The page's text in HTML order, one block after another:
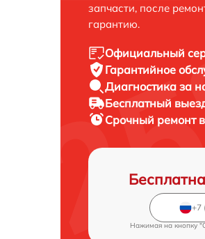
запчасти, после
гарантию.
Официальный
Гарантийное
Диагностика за
Бесплатный
Срочный ремонт
Нажимая на кнопку